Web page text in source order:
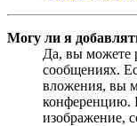
Могу ли я
Да, вы можете
сообщениях.
вложения, вы
конференцию.
изображение,